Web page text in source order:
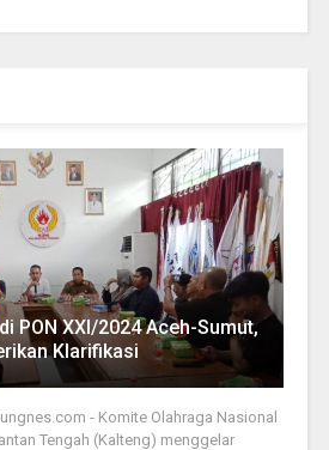
PON XXI/2024 Aceh-Sumut,
Klarifikasi
- Komite Olahraga Nasional
Tengah (Kalteng) menggelar